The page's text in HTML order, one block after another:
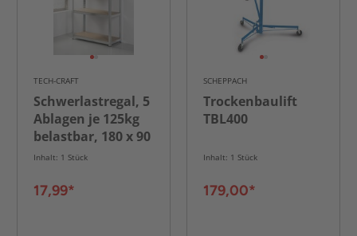
TECH-CRAFT
Schwerlastregal, 5
Ablagen je 125kg
belastbar, 180 x 90
x 40 cm
Inhalt: 1 Stück
17,99*
SCHEPPACH
Trockenbaulift
TBL400
Inhalt: 1 Stück
179,00*